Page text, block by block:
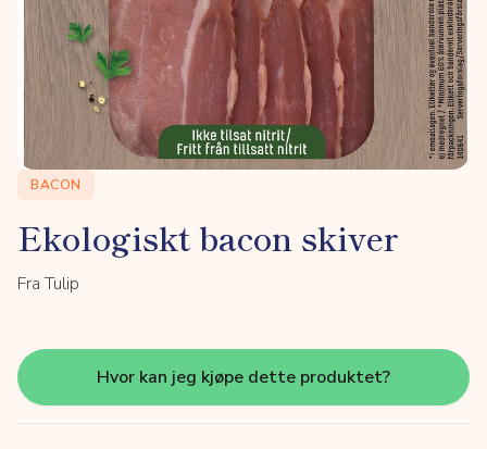
BACON
Ekologiskt bacon skiver
Fra Tulip
Hvor kan jeg kjøpe dette produktet?